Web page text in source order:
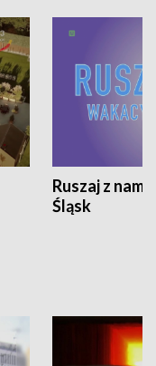
Ruszaj z
Śląsk